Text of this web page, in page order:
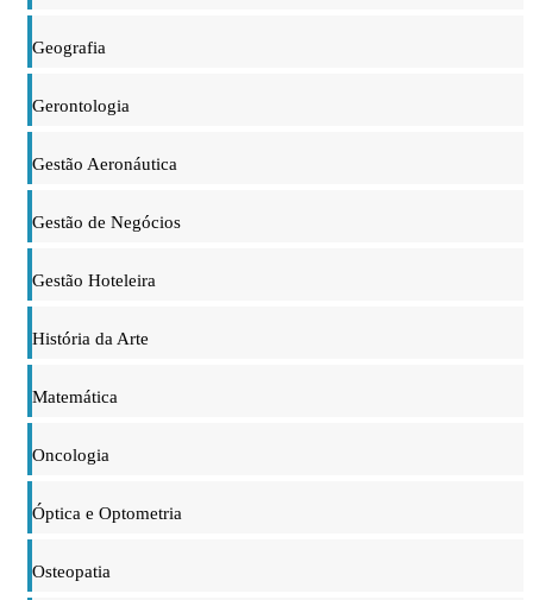
Geografia
Gerontologia
Gestão Aeronáutica
Gestão de Negócios
Gestão Hoteleira
História da Arte
Matemática
Oncologia
Óptica e Optometria
Osteopatia